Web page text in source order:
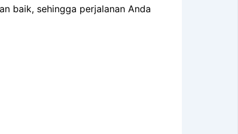
baik, sehingga perjalanan Anda